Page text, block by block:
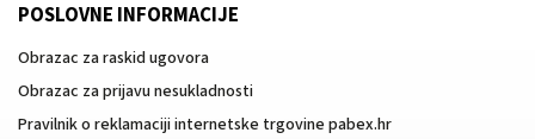
POSLOVNE INFORMACIJE
Obrazac za raskid ugovora
Obrazac za prijavu nesukladnosti
Pravilnik o reklamaciji internetske trgovine pabex.hr